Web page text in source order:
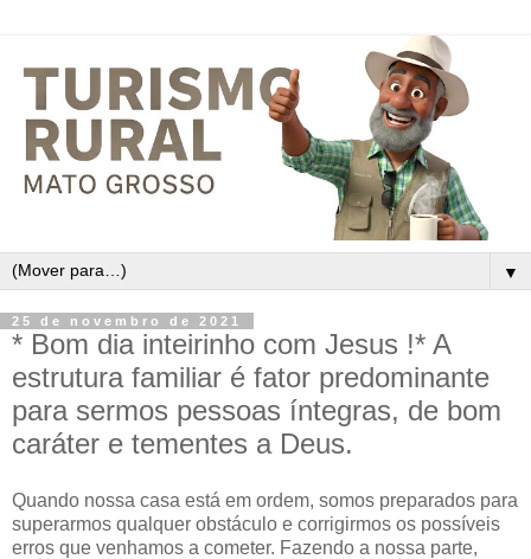
▼
25 de novembro de 2021
* Bom dia inteirinho com Jesus !* A
estrutura familiar é fator predominante
para sermos pessoas íntegras, de bom
caráter e tementes a Deus.
Quando nossa casa está em ordem, somos preparados para
superarmos qualquer obstáculo e corrigirmos os possíveis
erros que venhamos a cometer. Fazendo a nossa parte,